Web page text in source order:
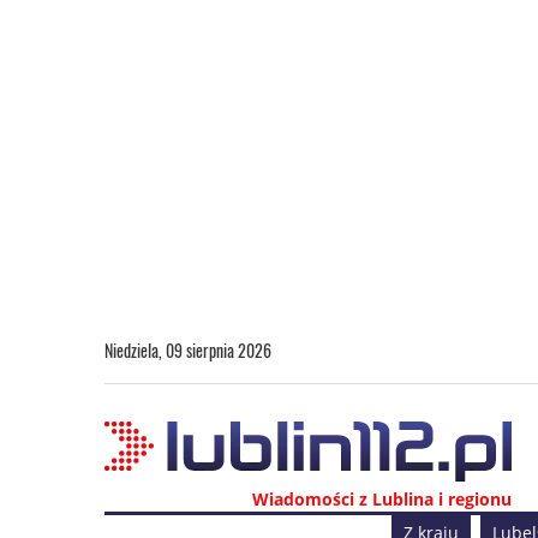
Niedziela, 09 sierpnia 2026
Wiadomości z Lublina i regionu
Z kraju